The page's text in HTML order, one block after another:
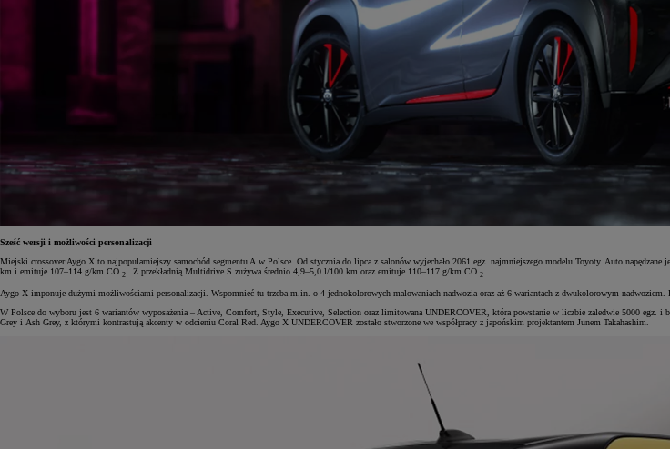
Sześć wersji i możliwości personalizacji
Miejski crossover Aygo X to najpopularniejszy samochód segmentu A w Polsce. Od stycznia do lipca z salonów wyjechało 2061 egz. najmniejszego modelu Toyoty. Auto
km i emituje 107–114 g/km CO 2 . Z przekładnią Multidrive S zużywa średnio 4,9–5,0 l/100 km oraz emituje 110–117 g/km CO 2
Aygo X imponuje dużymi możliwościami personalizacji. Wspomnieć tu trzeba m.in. o 4 jednokolorowych malowaniach nadwozia oraz aż 6 wariantach z dwukolorowym
W Polsce do wyboru jest 6 wariantów wyposażenia – Active, Comfort, Style, Executive, Selection oraz limitowana UNDERCOVER, która powstanie w liczbie zaledwie 5000 egz.
Grey i Ash Grey, z którymi kontrastują akcenty w odcieniu Coral Red. Aygo X UNDERCOVER zostało stworzone we współpracy z japońskim projektantem Junem Takahashim.